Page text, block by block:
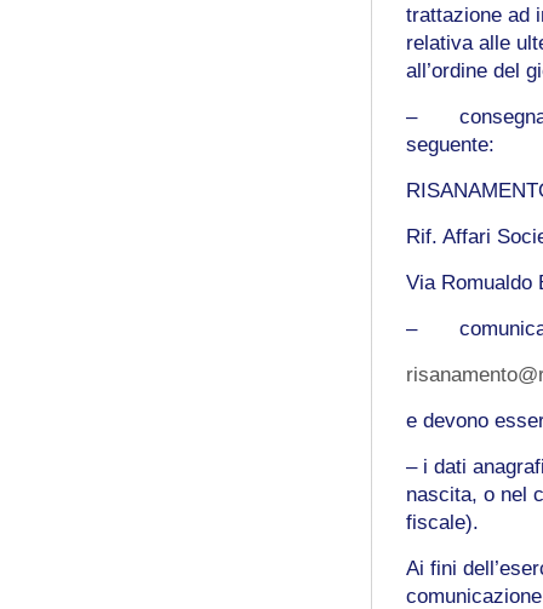
trattazione ad
relativa alle
all’ordine del
– consegna,
seguente:
Rif. Affari
Via Romualdo
–
e devono
– i dati
nascita, o nel
fiscale).
Ai fini